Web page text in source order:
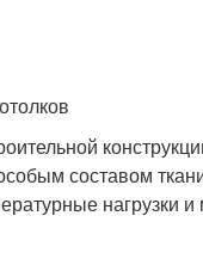
составом
нагрузки